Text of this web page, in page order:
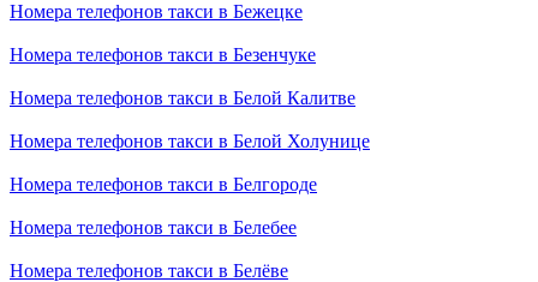
Номера телефонов такси в Бежецке
Номера телефонов такси в Безенчуке
Номера телефонов такси в Белой Калитве
Номера телефонов такси в Белой Холунице
Номера телефонов такси в Белгороде
Номера телефонов такси в Белебее
Номера телефонов такси в Белёве